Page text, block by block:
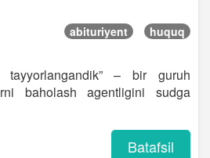
abituriyent huquq
tayyorlangandik” – bir guruh
baholash agentligini sudga
Batafsil